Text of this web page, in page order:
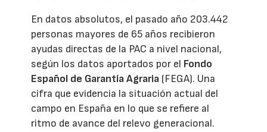
En datos absolutos, el pasado año 203.442
personas mayores de 65 años recibieron
ayudas directas de la PAC a nivel nacional,
según los datos aportados por el Fondo
Español de Garantía Agraria (FEGA). Una
cifra que evidencia la situación actual del
campo en España en lo que se refiere al
ritmo de avance del relevo generacional.